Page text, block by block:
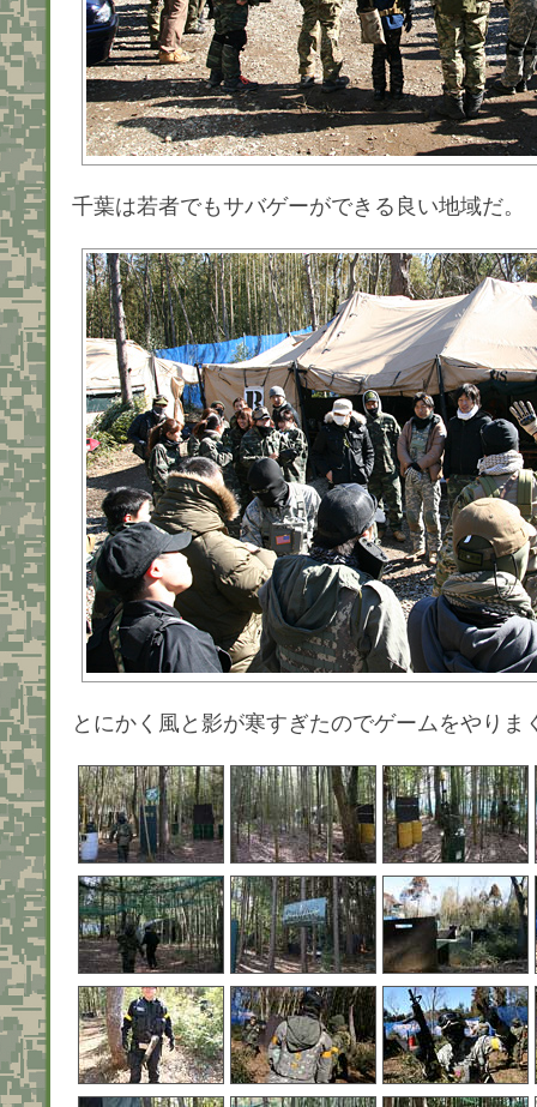
千葉は若者でもサバゲーができる良い地域だ。
とにかく風と影が寒すぎたのでゲームをやりま